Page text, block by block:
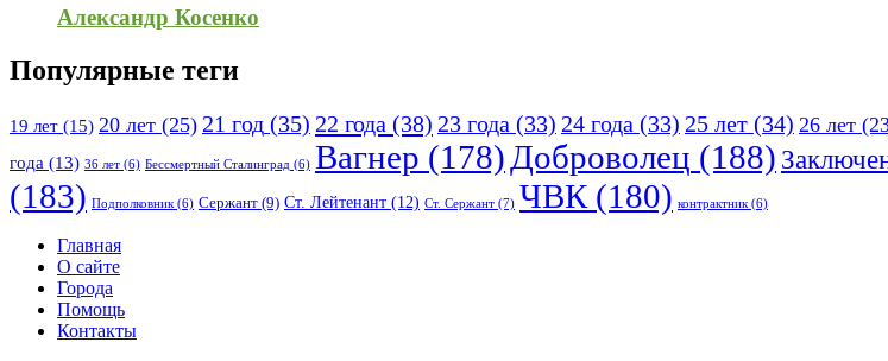
Александр Косенко
Популярные теги
19 лет (15) 20 лет (25) 21 год (35) 22 года (38) 23 года (33) 24 года (33) 25 лет (34) 26 лет
года (13) 36 лет (6) Бессмертный Сталинград (6) Вагнер (178) Доброволец (188)
(183) Подполковник (6) Сержант (9) Ст. Лейтенант (12) Ст. Сержант (7) ЧВК (180) контрактник (6)
Исследовать
Главная
О сайте
Города
Помощь
Контакты